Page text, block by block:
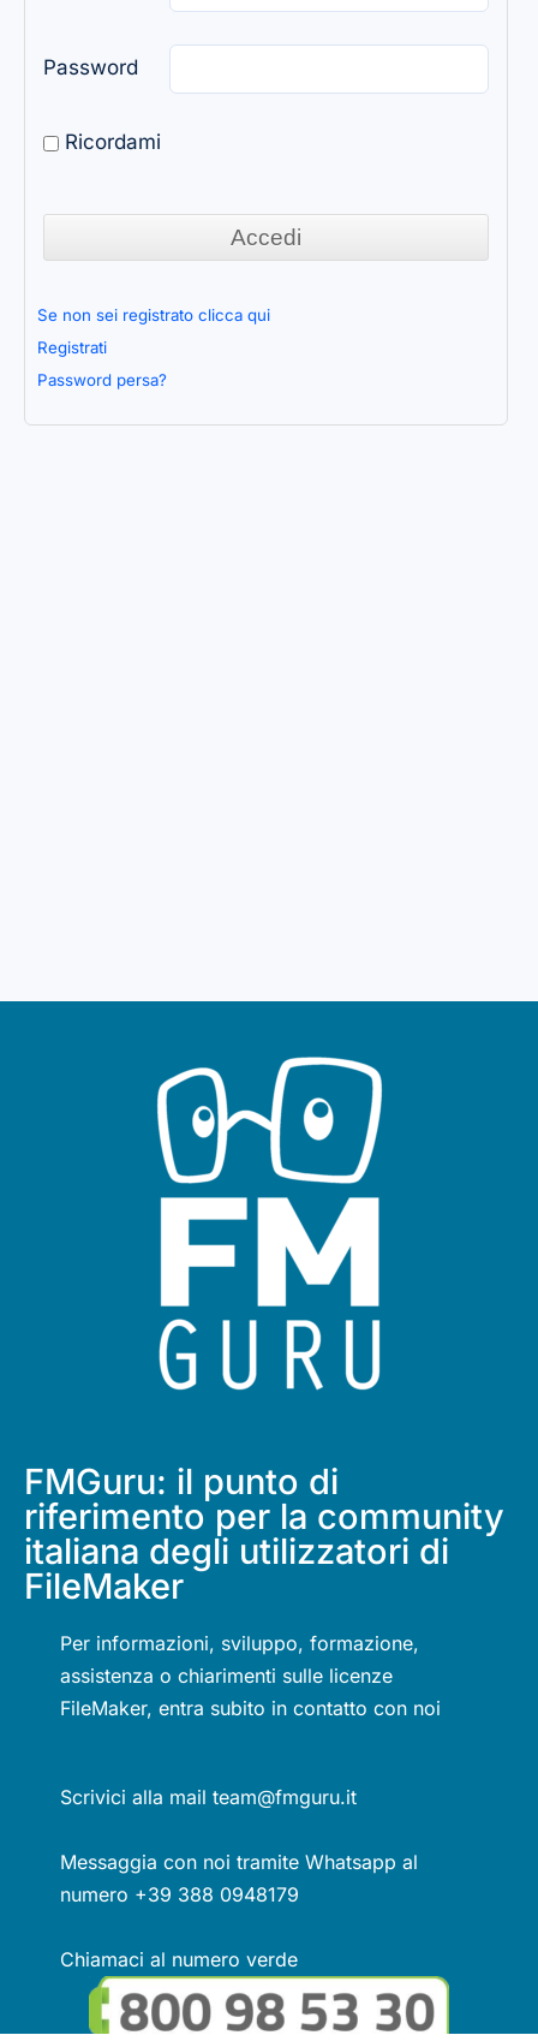
Password
Ricordami
Se non sei registrato clicca qui
Registrati
Password persa?
FMGuru: il punto di
riferimento per la community
italiana degli utilizzatori di
FileMaker
Per informazioni, sviluppo, formazione,
assistenza o chiarimenti sulle licenze
FileMaker, entra subito in contatto con noi
Scrivici alla mail team@fmguru.it
Messaggia con noi tramite Whatsapp al
numero +39 388 0948179
Chiamaci al numero verde